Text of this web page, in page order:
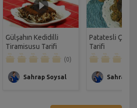
Gülşahın Kedidilli
Tiramisusu Tarifi
(0)
Sahrap Soysal
Patatesli Çıtır
Tarifi
Sahrap